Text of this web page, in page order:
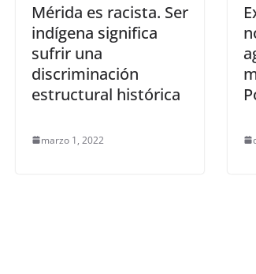
Mérida es racista. Ser
indígena significa
sufrir una
discriminación
estructural histórica
marzo 1, 2022